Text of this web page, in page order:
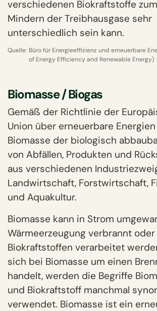
verschiedenen Biokraftstoffe zum
Mindern der Treibhausgase sehr
unterschiedlich sein kann.
Quelle: Büro für Energieeffizienz und erneuerbare
of Energy Efficiency and Renewable Energy)
Biomasse / Biogas
Gemäß der Richtlinie der
Union über erneuerbare
Biomasse der biologisch
von Abfällen, Produkten und
aus verschiedenen
Landwirtschaft, Forstwirtschaft,
und Aquakultur.
Biomasse kann in Strom
Wärmeerzeugung verbrannt oder
Biokraftstoffen verarbeitet
sich bei Biomasse um einen
handelt, werden die Begriffe
und Biokraftstoff manchmal
verwendet. Biomasse ist ein